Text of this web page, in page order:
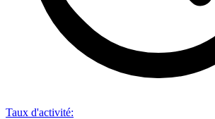
Taux d'activité: